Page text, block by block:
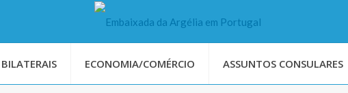
ECONOMIA/COMÉRCIO ASSUNTOS CONSULARES